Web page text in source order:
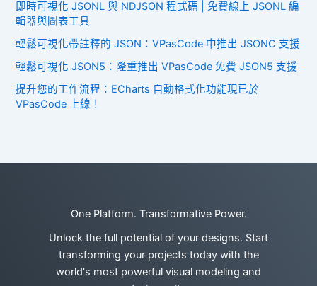
即時可視化 JSONL 與 NDJSON 程式碼 | 免費線上 JSONL 編
輯器與圖表工具
輕鬆可視化帶註釋的 JSON：VPasCode 中推出 JSONC 支援
輕鬆可視化 JSON5：隆重推出 VPasCode 免費 JSON5 支援
提升您的工作流程：ECharts 自動格式化功能現已於
VPasCode 上線！
One Platform. Transformative Power.
Unlock the full potential of your designs. Start
transforming your projects today with the
world's most powerful visual modeling and